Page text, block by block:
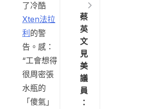
了冷酷
Xten法拉
利 的警
告。感：
“工會想得
很周密張
水瓶的
「傻氣」
蔡
英
文
見
美
議
員
：